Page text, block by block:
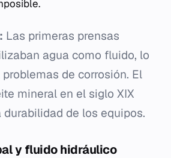
Las primeras prensas
agua como fluido, lo
de corrosión. El
mineral en el siglo XIX
de los equipos.
y fluido hidráulico